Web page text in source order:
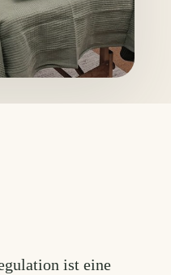
ist eine